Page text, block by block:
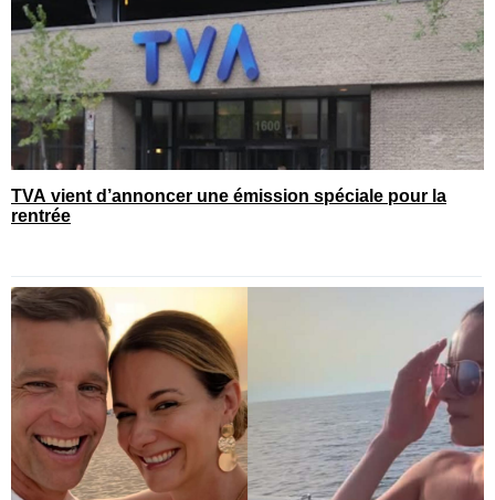
TVA vient d’annoncer une émission spéciale pour la
rentrée